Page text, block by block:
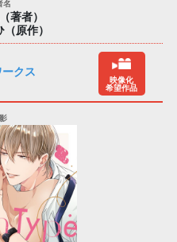
著者）
原作）
クス
映像化
希望作品